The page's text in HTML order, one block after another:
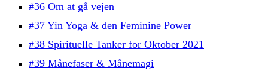
#36 Om at gå vejen
#37 Yin Yoga & den Feminine Power
#38 Spirituelle Tanker for Oktober 2021
#39 Månefaser & Månemagi